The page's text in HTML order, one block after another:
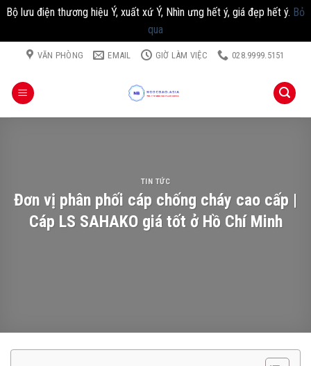
Bộ lưu điện thương hiệu Ý, xuất xứ Ý, Nhìn ưng hết ý, giá đẹp hết ý. Bỏ
qua
Chuyển
dung
VĂN PHÒNG EMAIL GIỜ LÀM VIỆC 028.9999.5151
TIN TỨC
Đơn vị phân phối cáp chống cháy cao cấp |
Cáp LS SAHAKO giá tốt ở Hồ Chí Minh